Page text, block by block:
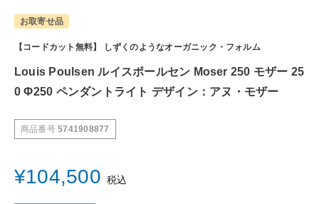
お取寄せ品
【コードカット無料】 しずくのようなオーガニック・フォルム
Louis Poulsen ルイスポールセン Moser 250 モザー 25
0 Φ250 ペンダントライト デザイン：アヌ・モザー
商品番号 5741908877
¥104,500 税込